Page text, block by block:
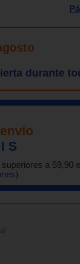
durante
S
a 59,90